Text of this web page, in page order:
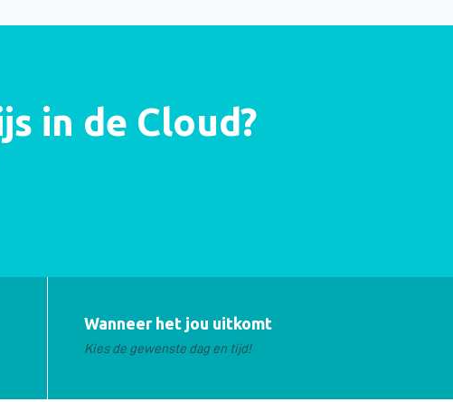
in de Cloud?
Wanneer het jou uitkomt
Kies de gewenste dag en tijd!